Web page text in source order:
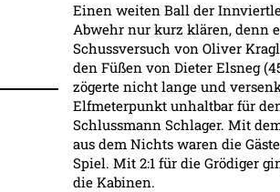
Einen weiten Ball der
Abwehr nur kurz klären, denn
Schussversuch von Oliver
den Füßen von Dieter Elsneg
zögerte nicht lange und
Elfmeterpunkt unhaltbar für
Schlussmann Schlager. Mit
aus dem Nichts waren die
Spiel. Mit 2:1 für die Grödiger
die Kabinen.